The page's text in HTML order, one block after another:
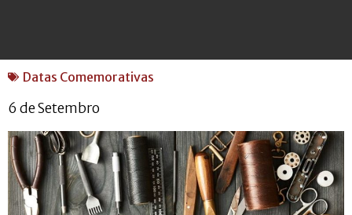
Datas Comemorativas
6 de Setembro